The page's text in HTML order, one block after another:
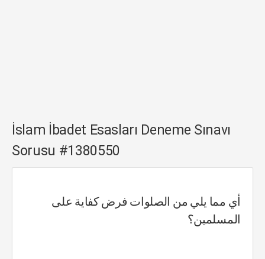
İslam İbadet Esasları Deneme Sınavı
Sorusu #1380550
أي مما يلي من الصلوات فرض كفاية على
المسلمين؟